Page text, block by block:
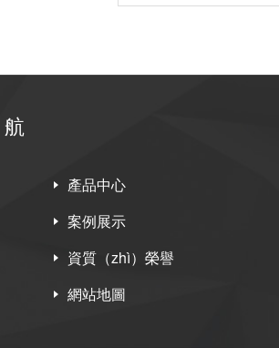
產品中心
案例展示
資質（zhì）榮譽
網站地圖